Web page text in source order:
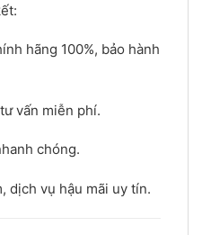
hãng 100%, bảo hành
vấn miễn phí.
chóng.
dịch vụ hậu mãi uy tín.